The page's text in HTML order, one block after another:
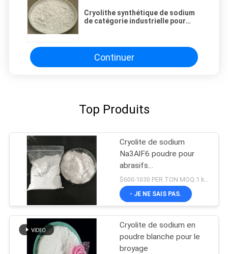
Cryolithe synthétique de sodium
de catégorie industrielle pour
Continuer
Top Produits
Cryolite de sodium
Na3AlF6 poudre pour
abrasifs
Hexafluoroaluminate de
sodium
- JE NE SAIS PAS.
Cryolite de sodium en
poudre blanche pour le
broyage